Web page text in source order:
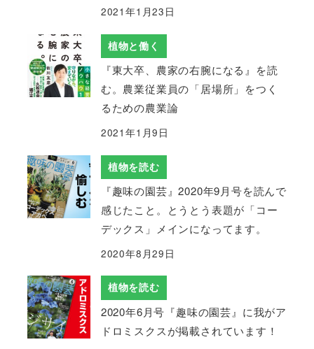
2021年1月23日
植物と働く
『東大卒、農家の右腕になる』を読
む。農業従業員の「居場所」をつく
るための農業論
2021年1月9日
植物を読む
『趣味の園芸』2020年9月号を読んで
感じたこと。とうとう表題が「コー
デックス」メインになってます。
2020年8月29日
植物を読む
2020年6月号『趣味の園芸』に我がア
ドロミスクスが掲載されています！